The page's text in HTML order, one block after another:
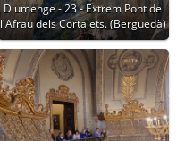
Diumenge - 23 - Extrem Pont de
l'Afrau dels Cortalets. (Berguedà)